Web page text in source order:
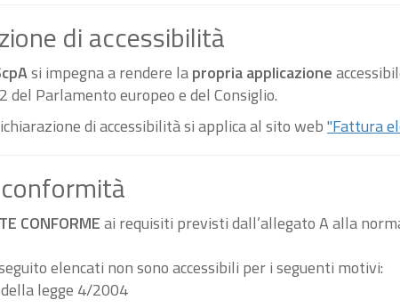
di accessibilità
si impegna a rendere lapropria applicazione
del Parlamento europeo e del Consiglio.
di accessibilità si applica al sito web"Fattura
CONFORMEai requisiti previsti dall’allegato A alla
elencati non sono accessibili per i seguenti motivi:
legge 4/2004